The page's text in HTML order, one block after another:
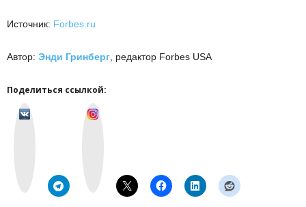
Источник: Forbes.ru
Автор: Энди Гринберг, редактор Forbes USA
Поделиться ссылкой: